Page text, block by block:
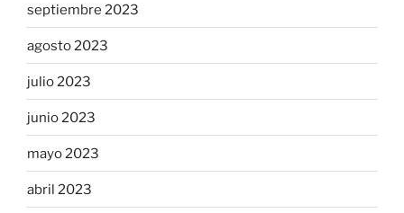
septiembre 2023
agosto 2023
julio 2023
junio 2023
mayo 2023
abril 2023